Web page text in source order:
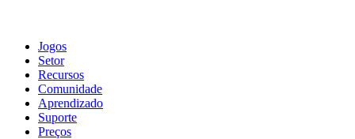
Jogos
Setor
Recursos
Comunidade
Aprendizado
Suporte
Preços